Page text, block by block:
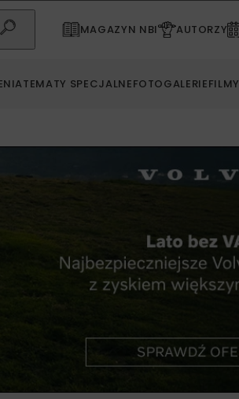
MAGAZYN NBI AUTORZY
TEMATY SPECJALNEFOTOGALERIEFILMY